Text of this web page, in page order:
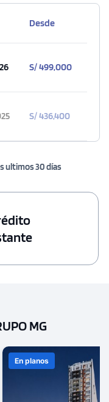
Desde
S/ 499,000
S/ 436,400
ultimos 30 días
MG
En planos